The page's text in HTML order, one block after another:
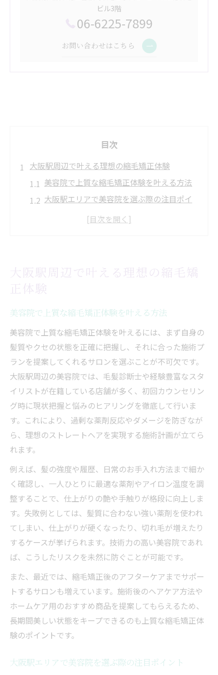
ビル3階
06-6225-7899
お問い合わせはこちら
目次
大阪駅周辺で叶える理想の縮毛矯正体験
美容院で上質な縮毛矯正体験を叶える方法
大阪駅エリアで美容院を選ぶ際の注目ポイ
方
自然なツヤ髪を実現する美容院選び方
美容院で自然なツヤ髪を目指すポイント
梅田で人気の縮毛矯正美容院の選び方
美容院のカウンセリング活用法とツヤ髪実
現
髪質改善に強い美容院選びの最新トレンド
自然な仕上がりを叶える縮毛矯正の条件
くせ毛に悩むなら専門美容院が最適な理由
くせ毛専門美容院の縮毛矯正技術に注目
専門美容院が選ばれる理由と美髪効果
くせ毛悩みを解消する縮毛矯正の特徴
専門美容院での失敗しない相談ポイント
メンズ対応も安心の縮毛矯正ポイント紹介
メンズ対応美容院で安心の縮毛矯正体験
梅田で人気のメンズ縮毛矯正美容院特集
美容院を選ぶ際のメンズならではの注意点
メンズの髪悩みに応える縮毛矯正の魅力
仕事帰りに通えるメンズ美容院の選び方
仕事帰りに通える大阪駅エリアの美容院特集
美容院で仕事帰りも安心の縮毛矯正施術
大阪駅周辺で夜遅くまで営業の美容院選び
当日予約OKな美容院の縮毛矯正の特徴
大阪駅周辺で叶える理想の縮毛矯
正体験
美容院で上質な縮毛矯正体験を叶える方法
美容院で上質な縮毛矯正体験を叶えるには、まず自身の
髪質やクセの状態を正確に把握し、それに合った施術プ
ランを提案してくれるサロンを選ぶことが不可欠です。
大阪駅周辺の美容院では、毛髪診断士や経験豊富なスタ
イリストが在籍している店舗が多く、初回カウンセリン
グ時に現状把握と悩みのヒアリングを徹底して行いま
す。これにより、過剰な薬剤反応やダメージを防ぎなが
ら、理想のストレートヘアを実現する施術計画が立てら
れます。
例えば、髪の強度や履歴、日常のお手入れ方法まで細か
く確認し、一人ひとりに最適な薬剤やアイロン温度を調
整することで、仕上がりの艶や手触りが格段に向上しま
す。失敗例としては、髪質に合わない強い薬剤を使われ
てしまい、仕上がりが硬くなったり、切れ毛が増えたり
するケースが挙げられます。技術力の高い美容院であれ
ば、こうしたリスクを未然に防ぐことが可能です。
また、最近では、縮毛矯正後のアフターケアまでサポー
トするサロンも増えています。施術後のヘアケア方法や
ホームケア用のおすすめ商品を提案してもらえるため、
長期間美しい状態をキープできるのも上質な縮毛矯正体
験のポイントです。
大阪駅エリアで美容院を選ぶ際の注目ポイント